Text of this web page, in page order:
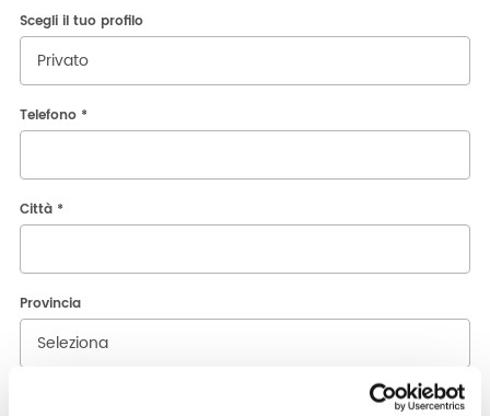
Scegli il tuo profilo
Telefono *
Città *
Provincia
informativa sulla privacy, e autorizzo il